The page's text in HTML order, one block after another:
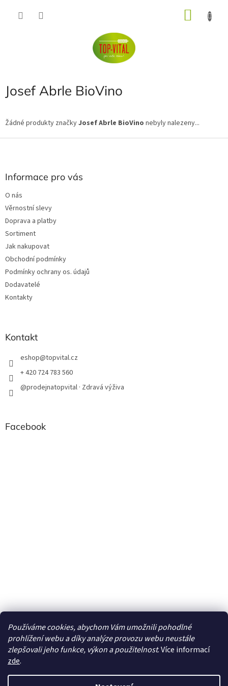
Používáme cookies, abychom Vám umožnili pohodlné
prohlížení webu a díky analýze provozu webu neustále
zlepšovali jeho funkce, výkon a použitelnost. Více informací
zde.
Josef Abrle BioVino
Žádné produkty značkyJosef Abrle BioVino nebyly nalezeny...
Informace pro vás
O nás
Věrnostní slevy
Doprava a platby
Sortiment
Jak nakupovat
Obchodní podmínky
Podmínky ochrany os. údajů
Dodavatelé
Kontakty
Kontakt
eshop@topvital.cz
+ 420 724 783 560
@prodejnatopvital · Zdravá výživa
Facebook